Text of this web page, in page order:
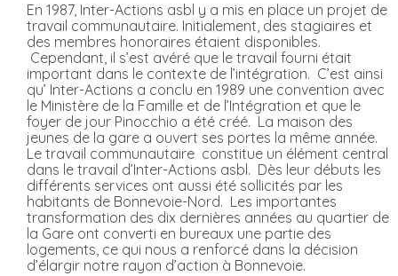
En 1987, Inter-Actions asbl y a mis en place un projet de
travail communautaire. Initialement, des stagiaires et
des membres honoraires étaient disponibles.
Cependant, il s’est avéré que le travail fourni était
important dans le contexte de l’intégration. C’est ainsi
qu’ Inter-Actions a conclu en 1989 une convention avec
le Ministère de la Famille et de l’Intégration et que le
foyer de jour Pinocchio a été créé. La maison des
jeunes de la gare a ouvert ses portes la même année.
Le travail communautaire constitue un élément central
dans le travail d’Inter-Actions asbl. Dès leur débuts les
différents services ont aussi été sollicités par les
habitants de Bonnevoie-Nord. Les importantes
transformation des dix dernières années au quartier de
la Gare ont converti en bureaux une partie des
logements, ce qui nous a renforcé dans la décision
d’élargir notre rayon d’action à Bonnevoie.